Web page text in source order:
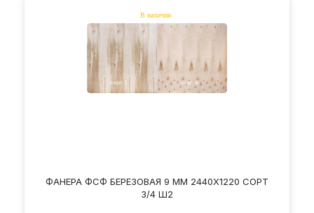
ФАНЕРА ФСФ БЕРЕЗОВАЯ 9 ММ 2440Х1220 СОРТ
3/4 Ш2